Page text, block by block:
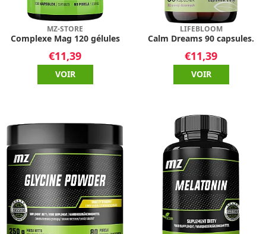
MZ-STORE
Complexe Mag 120 gélules
€11,39
VOIR
LIFEBLOOM
Calm Dreams 90 capsules.
€11,39
VOIR